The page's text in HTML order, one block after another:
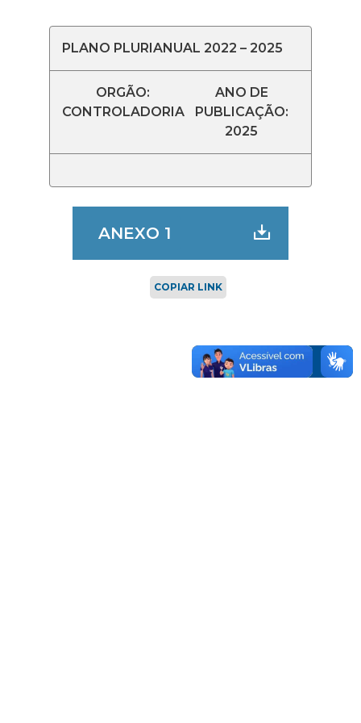
PLANO PLURIANUAL 2022 – 2025
ORGÃO:
CONTROLADORIA
ANO DE
PUBLICAÇÃO:
2025
ANEXO 1
COPIAR LINK